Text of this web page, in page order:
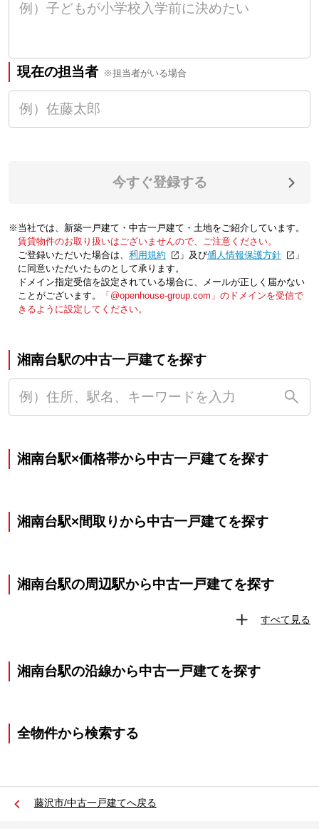
現在の担当者 ※担当者がいる場合
今すぐ登録する
※当社では、新築一戸建て・中古一戸建て・土地をご紹介しています。
賃貸物件のお取り扱いはございませんので、ご注意ください。
ご登録いただいた場合は、「利用規約 」及び「個人情報保護方針
」
に同意いただいたものとして承ります。
ドメイン指定受信を設定されている場合に、メールが正しく届かない
ことがございます。
「@openhouse-group.com」のドメインを受信で
きるように設定してください。
湘南台駅の中古一戸建てを探す
湘南台駅×価格帯から中古一戸建てを探す
湘南台駅×間取りから中古一戸建てを探す
湘南台駅の周辺駅から中古一戸建てを探す
すべて見る
湘南台駅の沿線から中古一戸建てを探す
全物件から検索する
藤沢市/中古一戸建てへ戻る